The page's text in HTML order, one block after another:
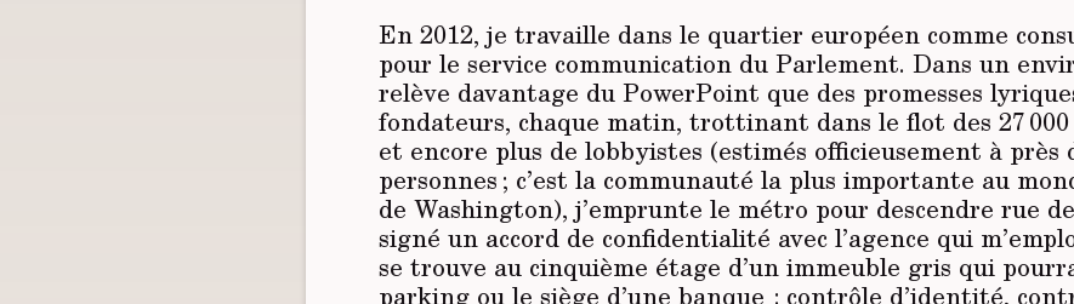
En 2012, je travaille dans le quartier européen comme
pour le service communication du Parlement. Dans un
relève davantage du PowerPoint que des promesses
fondateurs, chaque matin, trottinant dans le flot des 27
et encore plus de lobbyistes (estimés officieusement à près
personnes ; c’est la communauté la plus importante au
de Washington), j’emprunte le métro pour descendre rue
signé un accord de confidentialité avec l’agence qui
se trouve au cinquième étage d’un immeuble gris qui
parking ou le siège d’une banque : contrôle d’identité,